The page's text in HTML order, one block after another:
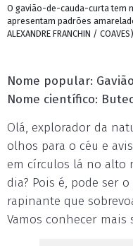
O gavião-de-cauda-curta tem
apresentam padrões
ALEXANDRE FRANCHIN / COAVES)
Nome popular:
Nome científico:
Olá, explorador da
olhos para o céu e
em círculos lá no alto
dia? Pois é, pode ser
rapinante que
Vamos conhecer mais